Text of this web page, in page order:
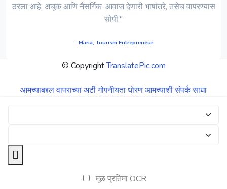
ठरला आहे. अचूक आणि नैसर्गिक-आवाज देणारी भाषांतरे, तसेच वापरण्यास
सोपी."
- Maria, Tourism Entrepreneur
© CopyrightTranslatePic.com
आमच्याबद्दलवापराच्या अटीगोपनीयता धोरणआमच्याशी संपर्क साधा
मूळ प्रतिमा OCR